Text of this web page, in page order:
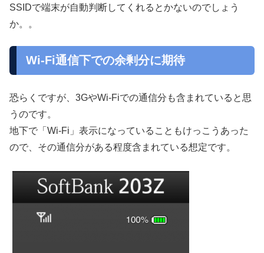
SSIDで端末が自動判断してくれるとかないのでしょう
か。。
Wi-Fi通信下での余剰分に期待
恐らくですが、3GやWi-Fiでの通信分も含まれていると思
うのです。
地下で「Wi-Fi」表示になっていることもけっこうあった
ので、その通信分がある程度含まれている想定です。